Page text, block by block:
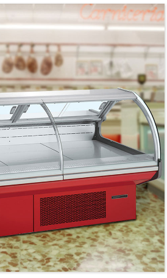
取り機能。
式ガラスドアのデザイン。
ています。
び表示画面。
。
で、動きがスムーズです。